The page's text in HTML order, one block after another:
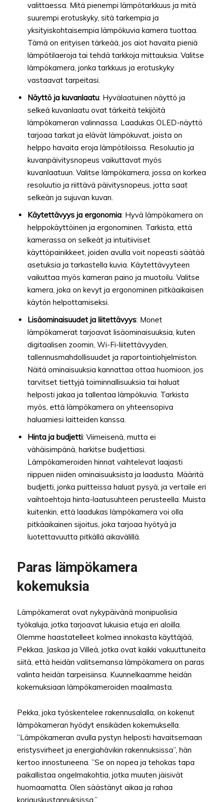
valittaessa. Mitä pienempi lämpötarkkuus ja mitä
suurempi erotuskyky, sitä tarkempia ja
yksityiskohtaisempia lämpökuvia kamera tuottaa.
Tämä on erityisen tärkeää, jos aiot havaita pieniä
lämpötilaeroja tai tehdä tarkkoja mittauksia. Valitse
lämpökamera, jonka tarkkuus ja erotuskyky
vastaavat tarpeitasi.
Näyttö ja kuvanlaatu: Hyvälaatuinen näyttö ja
selkeä kuvanlaatu ovat tärkeitä tekijöitä
lämpökameran valinnassa. Laadukas OLED-näyttö
tarjoaa tarkat ja elävät lämpökuvat, joista on
helppo havaita eroja lämpötiloissa. Resoluutio ja
kuvanpäivitysnopeus vaikuttavat myös
kuvanlaatuun. Valitse lämpökamera, jossa on korkea
resoluutio ja riittävä päivitysnopeus, jotta saat
selkeän ja sujuvan kuvan.
Käytettävyys ja ergonomia: Hyvä lämpökamera on
helppokäyttöinen ja ergonominen. Tarkista, että
kamerassa on selkeät ja intuitiiviset
käyttöpainikkeet, joiden avulla voit nopeasti säätää
asetuksia ja tarkastella kuvia. Käytettävyyteen
vaikuttaa myös kameran paino ja muotoilu. Valitse
kamera, joka on kevyt ja ergonominen pitkäaikaisen
käytön helpottamiseksi.
Lisäominaisuudet ja liitettävyys: Monet
lämpökamerat tarjoavat lisäominaisuuksia, kuten
digitaalisen zoomin, Wi-Fi-liitettävyyden,
tallennusmahdollisuudet ja raportointiohjelmiston.
Näitä ominaisuuksia kannattaa ottaa huomioon, jos
tarvitset tiettyjä toiminnallisuuksia tai haluat
helposti jakaa ja tallentaa lämpökuvia. Tarkista
myös, että lämpökamera on yhteensopiva
haluamiesi laitteiden kanssa.
Hinta ja budjetti: Viimeisenä, mutta ei
vähäisimpänä, harkitse budjettiasi.
Lämpökameroiden hinnat vaihtelevat laajasti
riippuen niiden ominaisuuksista ja laadusta. Määritä
budjetti, jonka puitteissa haluat pysyä, ja vertaile eri
vaihtoehtoja hinta-laatusuhteen perusteella. Muista
kuitenkin, että laadukas lämpökamera voi olla
pitkäaikainen sijoitus, joka tarjoaa hyötyä ja
luotettavuutta pitkällä aikavälillä.
Paras lämpökamera
kokemuksia
Lämpökamerat ovat nykypäivänä monipuolisia
työkaluja, jotka tarjoavat lukuisia etuja eri aloilla.
Olemme haastatelleet kolmea innokasta käyttäjää,
Pekkaa, Jaskaa ja Villeä, jotka ovat kaikki vakuuttuneita
siitä, että heidän valitsemansa lämpökamera on paras
valinta heidän tarpeisiinsa. Kuunnelkaamme heidän
kokemuksiaan lämpökameroiden maailmasta.
Pekka, joka työskentelee rakennusalalla, on kokenut
lämpökameran hyödyt ensikäden kokemuksella.
”Lämpökameran avulla pystyn helposti havaitsemaan
eristysvirheet ja energiahävikin rakennuksissa”, hän
kertoo innostuneena. ”Se on nopea ja tehokas tapa
paikallistaa ongelmakohtia, jotka muuten jäisivät
huomaamatta. Olen säästänyt aikaa ja rahaa
korjauskustannuksissa.”